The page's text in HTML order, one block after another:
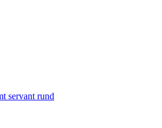
servant rund